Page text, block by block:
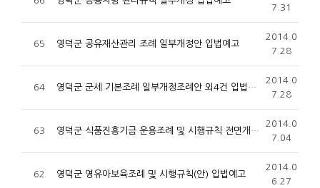
7.31
65 영덕군 공유재산관리 조례 일부개정안 입법예고
2014.0
7.28
64 영덕군 군세 기본조례 일부개정조례안 외4건 입법예고
2014.0
7.28
63 영덕군 식품진흥기금 운용조례 및 시행규칙 전면개정 입법예고
2014.0
7.04
62 영덕군 영유아보육조례 및 시행규칙(안) 입법예고
2014.0
6.27